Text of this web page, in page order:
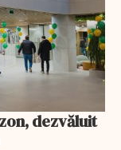
dezvăluit